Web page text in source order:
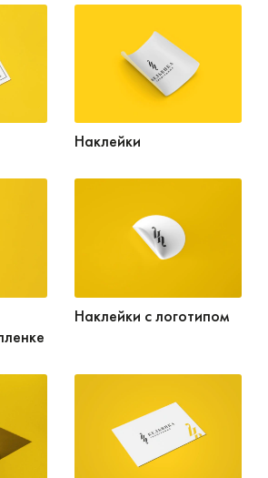
Наклейки
Наклейки с логотипом